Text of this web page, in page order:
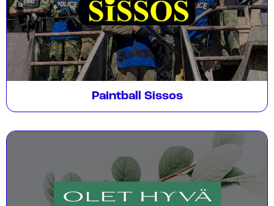
Paintball Sissos